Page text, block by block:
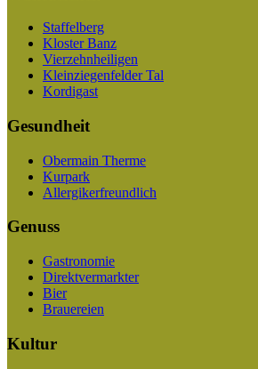
Staffelberg
Kloster Banz
Vierzehnheiligen
Kleinziegenfelder Tal
Kordigast
Gesundheit
Obermain Therme
Kurpark
Allergikerfreundlich
Genuss
Gastronomie
Direktvermarkter
Bier
Brauereien
Kultur